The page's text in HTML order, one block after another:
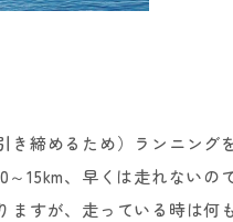
締めるため）ランニング
15km、早くは走れない
すが、走っている時は